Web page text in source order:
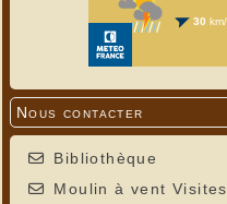
Nous contacter
Bibliothèque
Moulin à vent Visites